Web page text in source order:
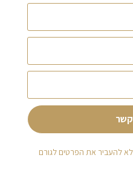
קשר
להעביר את הפרטים לגורם